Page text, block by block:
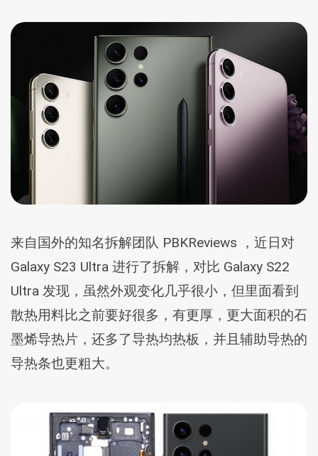
来自国外的知名拆解团队 PBKReviews ，近日对
Galaxy S23 Ultra 进行了拆解，对比 Galaxy S22
Ultra 发现，虽然外观变化几乎很小，但里面看到
散热用料比之前要好很多，有更厚，更大面积的石
墨烯导热片，还多了导热均热板，并且辅助导热的
导热条也更粗大。